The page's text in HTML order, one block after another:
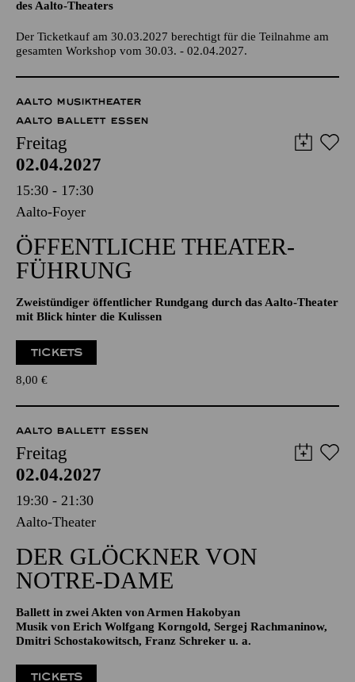
Abschlussperformance im Anschluss ab 14:00 Uhr im Foyer
des Aalto-Theaters
gesamten Workshop vom 30.03. - 02.04.2027.
AALTO MUSIKTHEATER
AALTO BALLETT ESSEN
Freitag
02.04.2027
15:30 - 17:30
Aalto-Foyer
ÖFFENTLICHE THEATER­
FÜHRUNG
Zweistündiger öffentlicher Rundgang durch das Aalto-Theater
mit Blick hinter die Kulissen
8,00 €
AALTO BALLETT ESSEN
Freitag
02.04.2027
19:30 - 21:30
Aalto-Theater
DER GLÖCKNER­ VON
NOTRE-DAME
Musik von Erich Wolfgang Korngold, Sergej Rachmaninow,